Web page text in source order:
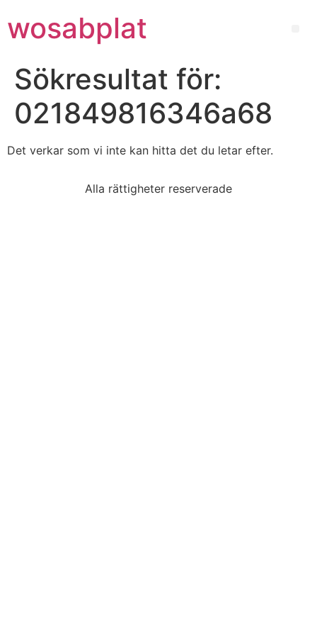
wosabplat
Sökresultat för:
021849816346a68
Det verkar som vi inte kan hitta det du letar efter.
Alla rättigheter reserverade